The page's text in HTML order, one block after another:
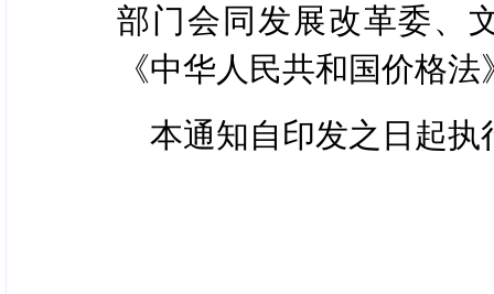
部门会同发展改革委、
《中华人民共和国价格
本通知自印发之日起执